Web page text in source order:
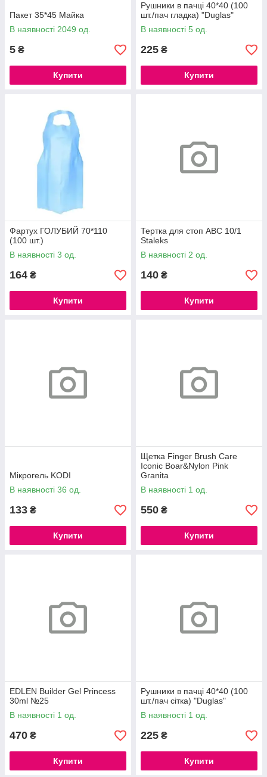
Пакет 35*45 Майка
В наявності 2049 од.
5 ₴
Купити
Рушники в пачці 40*40 (100
шт./пач гладка) "Duglas"
В наявності 5 од.
225 ₴
Купити
Фартух ГОЛУБИЙ 70*110
(100 шт.)
В наявності 3 од.
164 ₴
Купити
Тертка для стоп ABC 10/1
Staleks
В наявності 2 од.
140 ₴
Купити
Мікрогель KODI
В наявності 36 од.
133 ₴
Купити
Щетка Finger Brush Care
Iconic Boar&Nylon Pink
Granita
В наявності 1 од.
550 ₴
Купити
EDLEN Builder Gel Princess
30ml №25
В наявності 1 од.
470 ₴
Купити
Рушники в пачці 40*40 (100
шт./пач сітка) "Duglas"
В наявності 1 од.
225 ₴
Купити